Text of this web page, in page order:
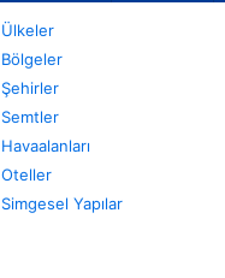
Ülkeler
Bölgeler
Şehirler
Semtler
Havaalanları
Oteller
Simgesel Yapılar